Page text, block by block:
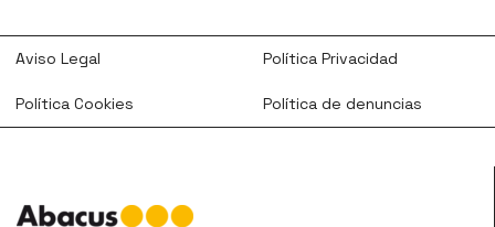
Aviso Legal Política Privacidad
Política Cookies Política de denuncias